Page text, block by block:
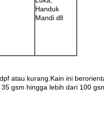
Handuk
Mandi dll
atau kurang.Kain ini
gsm hingga lebih dari 100